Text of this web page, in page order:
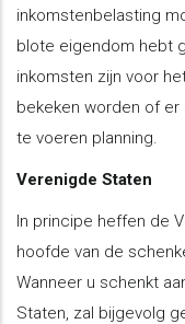
inkomstenbelasting
blote eigendom hebt
inkomsten zijn voor
bekeken worden of
te voeren planning.
Verenigde Staten
In principe heffen de
hoofde van de
Wanneer u schenkt
Staten, zal bijgevolg